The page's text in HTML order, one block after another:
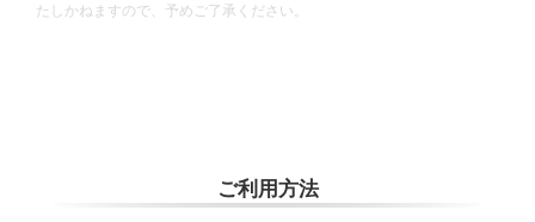
たしかねますので、予めご了承ください。
ご利用方法